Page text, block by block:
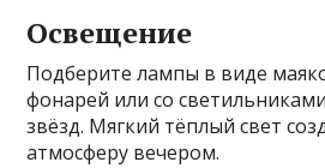
Освещение
Подберите лампы в виде
фонарей или со
звёзд. Мягкий тёплый свет
атмосферу вечером.